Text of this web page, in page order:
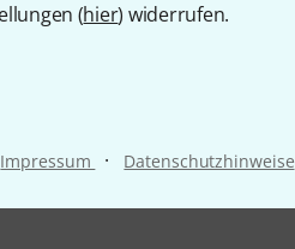
(hier) widerrufen.
Impressum · Datenschutzhinweise